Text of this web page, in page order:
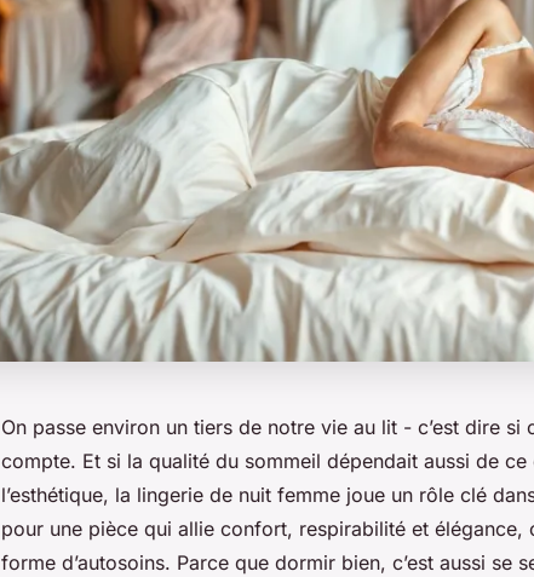
On passe environ un tiers de notre vie au lit - c’est dire
compte. Et si la qualité du sommeil dépendait aussi de ce
l’esthétique, la lingerie de nuit femme joue un rôle clé
pour une pièce qui allie confort, respirabilité et élégance,
forme d’autosoins. Parce que dormir bien, c’est aussi se